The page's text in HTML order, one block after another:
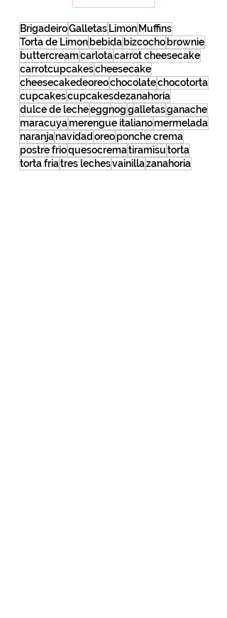
BrigadeiroGalletasLimonMuffins
Torta de Limonbebidabizcocho
buttercreamcarlotacarrot cheesecake
carrotcupcakescheesecake
cheesecakedeoreochocolatechocotorta
cupcakes cupcakesdezanahoria
dulce de lecheeggnoggalletasganache
maracuyamerengue italianomermelada
naranjanavidadoreoponche crema